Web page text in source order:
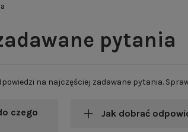
pytania
na najczęściej zadawane pytania.
czego
Jak dobrać